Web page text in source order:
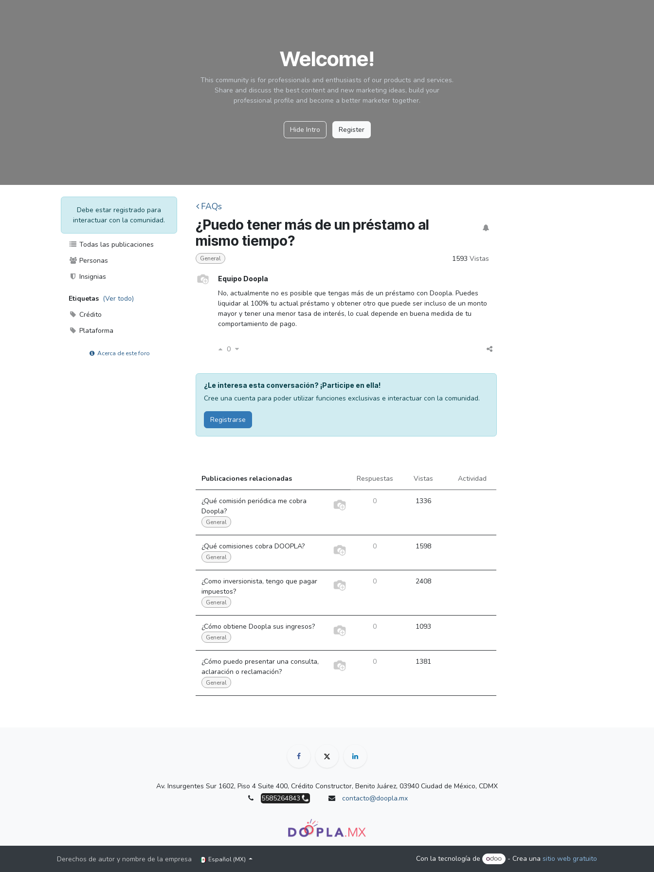
Welcome!
This community is for professionals and enthusiasts of our products and services.
Share and discuss the best content and new marketing ideas, build your
professional profile and become a better marketer together.
Hide Intro Register
Debe estar registrado para
interactuar con la comunidad.
Todas las publicaciones
Personas
Insignias
Etiquetas (Ver todo)
Crédito
Plataforma
Acerca de este foro
FAQs
¿Puedo tener más de un préstamo al
mismo tiempo?
General 1593 Vistas
Equipo Doopla
No, actualmente no es posible que tengas más de un préstamo con Doopla. Puedes
liquidar al 100% tu actual préstamo y obtener otro que puede ser incluso de un monto
mayor y tener una menor tasa de interés, lo cual depende en buena medida de tu
comportamiento de pago.
0
¿Le interesa esta conversación? ¡Participe en ella!
Cree una cuenta para poder utilizar funciones exclusivas e interactuar con la comunidad.
Registrarse
Publicaciones relacionadas Respuestas Vistas Actividad
¿Qué comisión periódica me cobra
Doopla?
General
0 1336
¿Qué comisiones cobra DOOPLA?
General
0 1598
¿Como inversionista, tengo que pagar
impuestos?
General
0 2408
¿Cómo obtiene Doopla sus ingresos?
General
0 1093
¿Cómo puedo presentar una consulta,
aclaración o reclamación?
General
0 1381
Av. Insurgentes Sur 1602, Piso 4 Suite 400, Crédito Constructor, Benito Juárez, 03940 Ciudad de México, CDMX
5585264843
contacto@doopla.mx
Derechos de autor y nombre de la empresa Español (MX) Con la tecnología de - Crea una sitio web gratuito